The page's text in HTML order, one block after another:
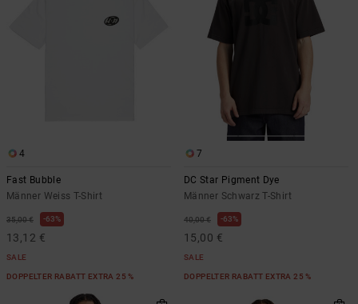
4
Fast Bubble
Männer Weiss T-Shirt
35,00 € 63%
13,12 €
SALE
DOPPELTER RABATT EXTRA 25 %
7
DC Star Pigment Dye
Männer Schwarz T-Shirt
40,00 € 63%
15,00 €
SALE
DOPPELTER RABATT EXTRA 25 %